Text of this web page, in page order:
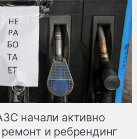
начали активно
и ребрендинг